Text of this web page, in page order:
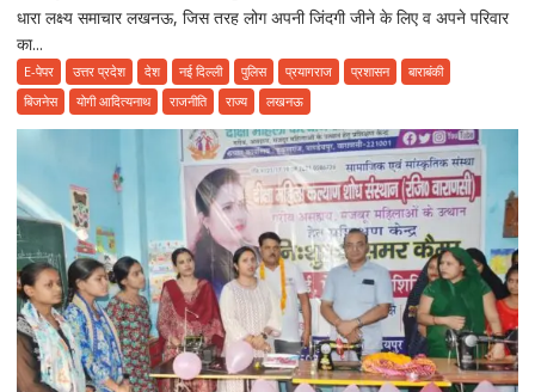
तथास्तु
के
आरोप,
नहीं
देते
खून
पसीने
की
रकम
धारा लक्ष्य समाचार लखनऊ, जिस तरह लोग अपनी जिंदगी जीने के लिए व अपने परिवार
का...
E-पेपर उत्तर प्रदेश देश नई दिल्ली पुलिस प्रयागराज प्रशासन
बाराबंकी
बिजनेस
योगी आदित्यनाथ राजनीति राज्य लखनऊ